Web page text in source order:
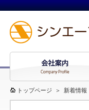
トップページ ＞ 新着情報